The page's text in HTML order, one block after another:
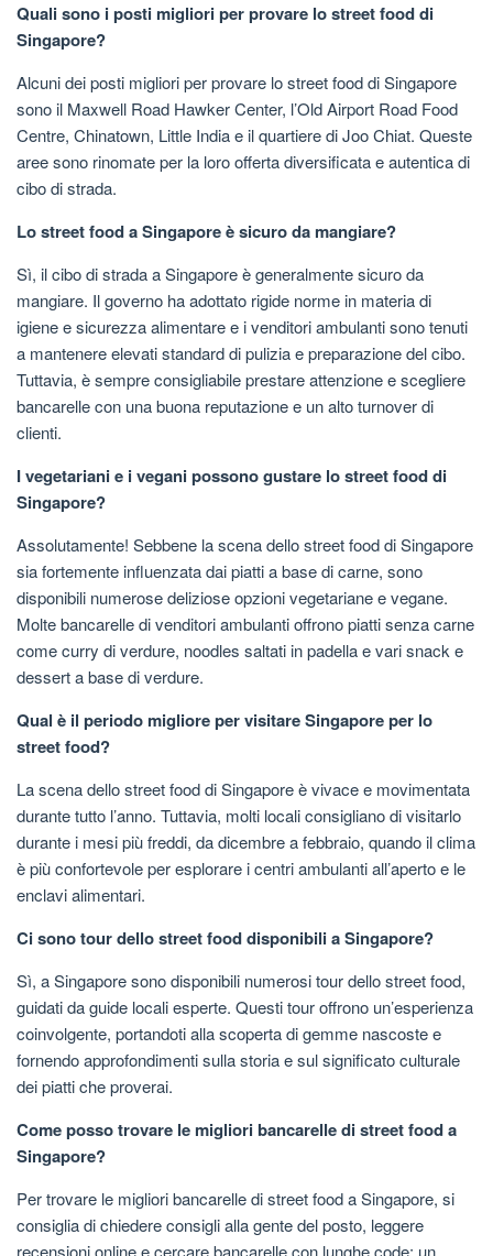
Quali sono i posti migliori per provare lo street food di
Singapore?
Alcuni dei posti migliori per provare lo street food di Singapore
sono il Maxwell Road Hawker Center, l’Old Airport Road Food
Centre, Chinatown, Little India e il quartiere di Joo Chiat. Queste
aree sono rinomate per la loro offerta diversificata e autentica di
cibo di strada.
Lo street food a Singapore è sicuro da mangiare?
Sì, il cibo di strada a Singapore è generalmente sicuro da
mangiare. Il governo ha adottato rigide norme in materia di
igiene e sicurezza alimentare e i venditori ambulanti sono tenuti
a mantenere elevati standard di pulizia e preparazione del cibo.
Tuttavia, è sempre consigliabile prestare attenzione e scegliere
bancarelle con una buona reputazione e un alto turnover di
clienti.
I vegetariani e i vegani possono gustare lo street food di
Singapore?
Assolutamente! Sebbene la scena dello street food di Singapore
sia fortemente influenzata dai piatti a base di carne, sono
disponibili numerose deliziose opzioni vegetariane e vegane.
Molte bancarelle di venditori ambulanti offrono piatti senza carne
come curry di verdure, noodles saltati in padella e vari snack e
dessert a base di verdure.
Qual è il periodo migliore per visitare Singapore per lo
street food?
La scena dello street food di Singapore è vivace e movimentata
durante tutto l’anno. Tuttavia, molti locali consigliano di visitarlo
durante i mesi più freddi, da dicembre a febbraio, quando il clima
è più confortevole per esplorare i centri ambulanti all’aperto e le
enclavi alimentari.
Ci sono tour dello street food disponibili a Singapore?
Sì, a Singapore sono disponibili numerosi tour dello street food,
guidati da guide locali esperte. Questi tour offrono un’esperienza
coinvolgente, portandoti alla scoperta di gemme nascoste e
fornendo approfondimenti sulla storia e sul significato culturale
dei piatti che proverai.
Come posso trovare le migliori bancarelle di street food a
Singapore?
Per trovare le migliori bancarelle di street food a Singapore, si
consiglia di chiedere consigli alla gente del posto, leggere
recensioni online e cercare bancarelle con lunghe code: un